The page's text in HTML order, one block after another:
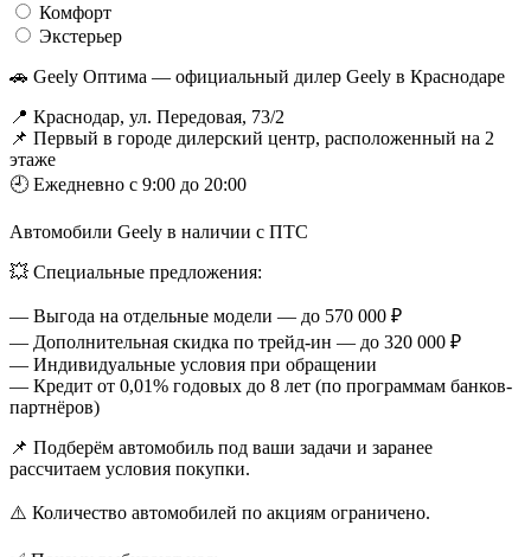
Комфорт
Экстерьер
🚗 Geely Оптима — официальный дилер Geely в Краснодаре
📍 Краснодар, ул. Передовая, 73/2
📌 Первый в городе дилерский центр, расположенный на 2
этаже
🕘 Ежедневно с 9:00 до 20:00
Автомобили Geely в наличии с ПТС
💥 Специальные предложения:
— Выгода на отдельные модели — до 570 000 ₽
— Дополнительная скидка по трейд-ин — до 320 000 ₽
— Индивидуальные условия при обращении
— Кредит от 0,01% годовых до 8 лет (по программам банков-
партнёров)
📌 Подберём автомобиль под ваши задачи и заранее
рассчитаем условия покупки.
⚠️ Количество автомобилей по акциям ограничено.